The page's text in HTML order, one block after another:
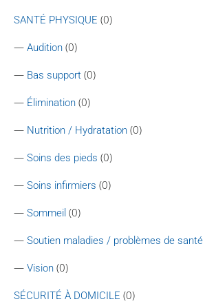
SANTÉ PHYSIQUE (0)
— Audition (0)
— Bas support (0)
— Élimination (0)
— Nutrition / Hydratation (0)
— Soins des pieds (0)
— Soins infirmiers (0)
— Sommeil (0)
— Soutien maladies / problèmes de santé
— Vision (0)
SÉCURITÉ À DOMICILE (0)